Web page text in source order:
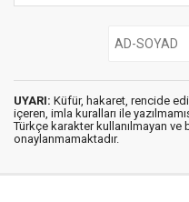
UYARI: Küfür, hakaret, rencide
içeren, imla kuralları ile
Türkçe karakter kullanılmayan ve
onaylanmamaktadır.